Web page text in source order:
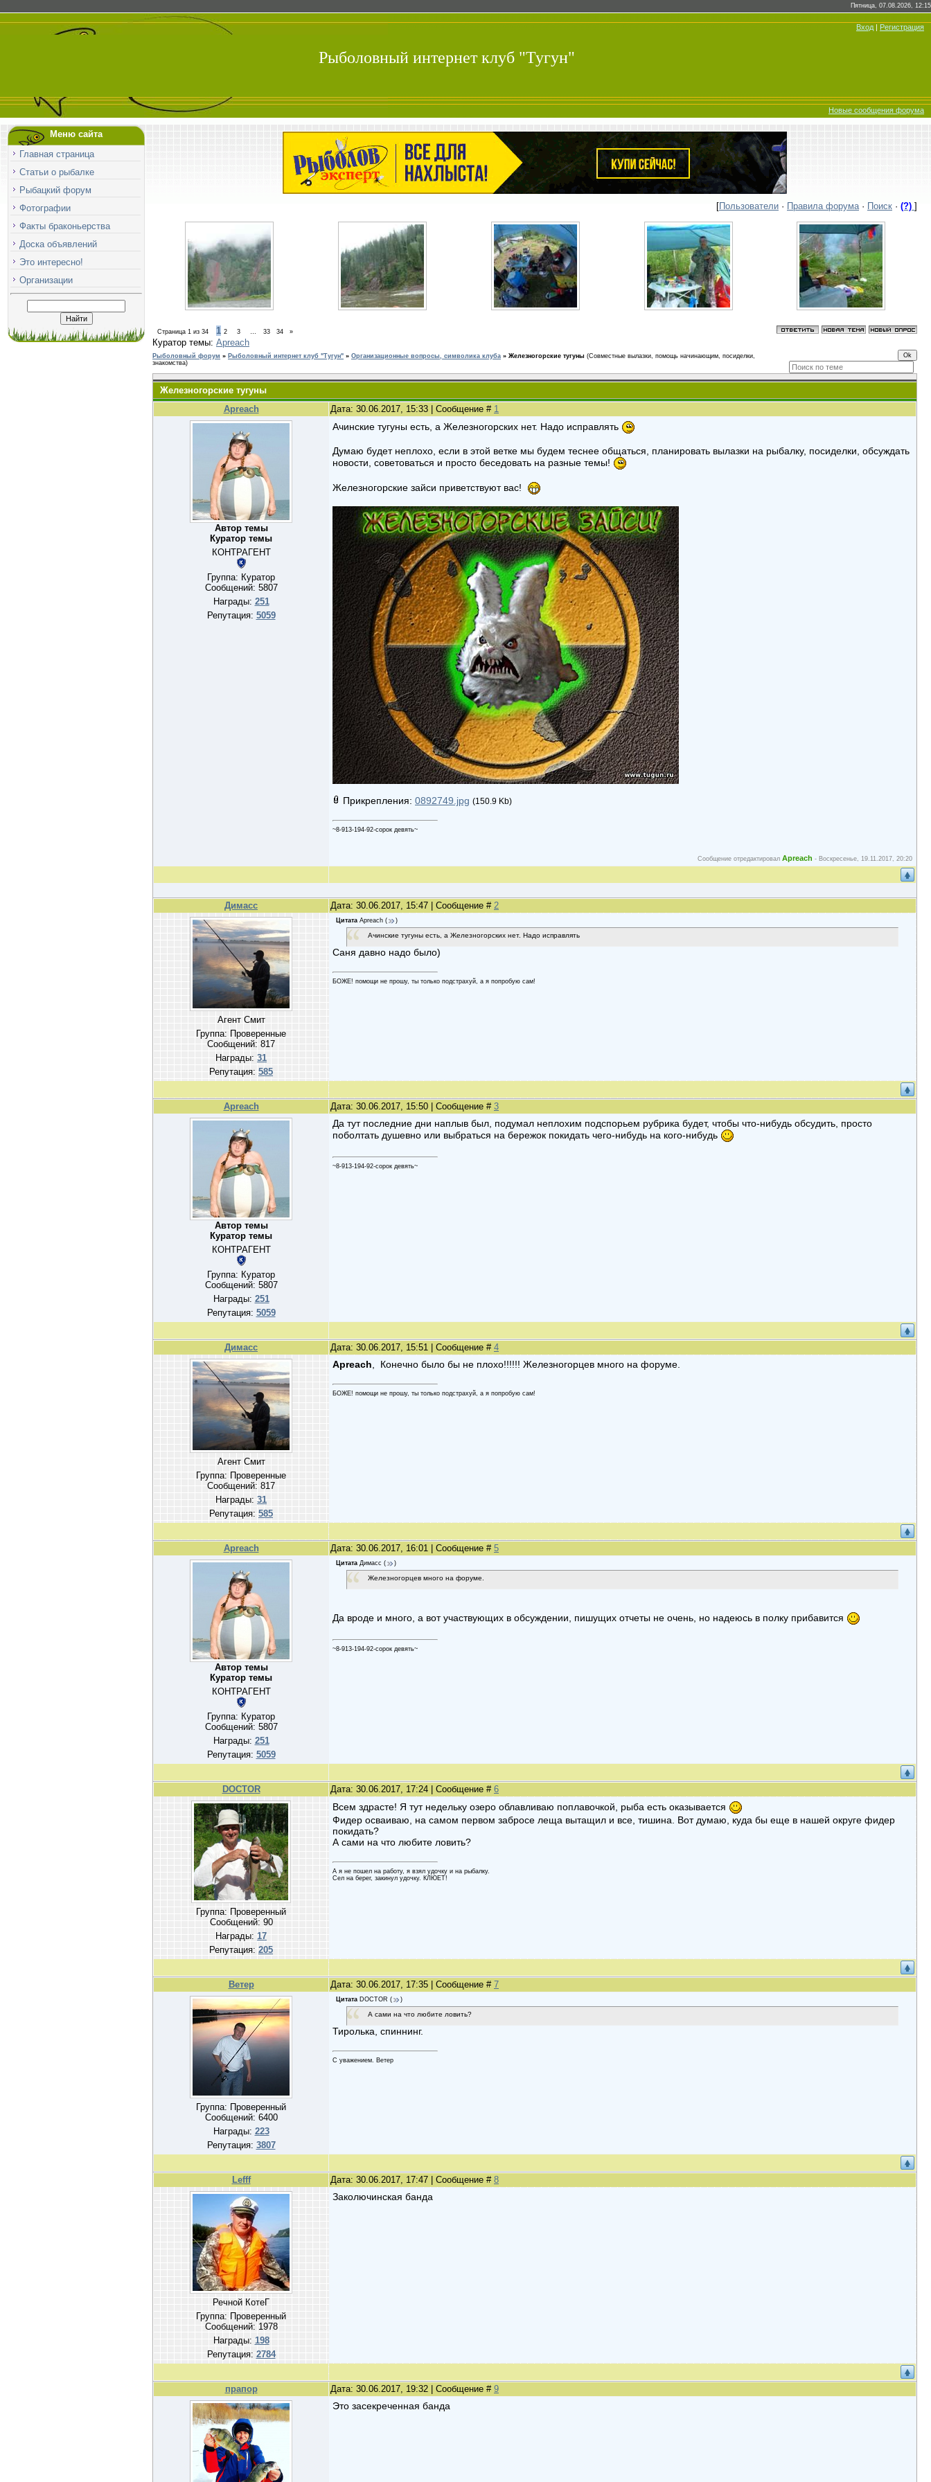
Пятница, 07.08.2026, 12:15
Вход | Регистрация
Рыболовный интернет клуб "Тугун"
Новые сообщения форума
Меню сайта
Главная страница
Статьи о рыбалке
Рыбацкий форум
Фотографии
Факты браконьерства
Доска объявлений
Это интересно!
Организации
[Пользователи · Правила форума· Поиск · (?) ]
Страница 1 из 34 1 2 3 … 33 34 »
Куратор темы: Apreach
Рыболовный форум » Рыболовный интернет клуб "Тугун" » Организационные вопросы, символика клуба » Железногорские тугуны (Совместные вылазки, помощь начинающим, посиделки,
знакомства)
Железногорские тугуны
Apreach
Дата: 30.06.2017, 15:33 | Сообщение # 1
Автор темы
Куратор темы
КОНТРАГЕНТ
Группа: Куратор
Сообщений: 5807
Награды: 251
Репутация: 5059
Ачинские тугуны есть, а Железногорских нет. Надо исправлять
Думаю будет неплохо, если в этой ветке мы будем теснее общаться, планировать вылазки на рыбалку, посиделки, обсуждать
новости, советоваться и просто беседовать на разные темы!
Железногорские зайси приветствуют вас!
Прикрепления: 0892749.jpg (150.9 Kb)
~8-913-194-92-сорок девять~
Сообщение отредактировал Apreach - Воскресенье, 19.11.2017, 20:20
Димасс Дата: 30.06.2017, 15:47 | Сообщение # 2
Агент Смит
Группа: Проверенные
Сообщений: 817
Награды: 31
Репутация: 585
Цитата Apreach ( )
Ачинские тугуны есть, а Железногорских нет. Надо исправлять
Саня давно надо было)
БОЖЕ! помощи не прошу, ты только подстрахуй, а я попробую сам!
Apreach Дата: 30.06.2017, 15:50 | Сообщение # 3
Автор темы
Куратор темы
КОНТРАГЕНТ
Группа: Куратор
Сообщений: 5807
Награды: 251
Репутация: 5059
Да тут последние дни наплыв был, подумал неплохим подспорьем рубрика будет, чтобы что-нибудь обсудить, просто
поболтать душевно или выбраться на бережок покидать чего-нибудь на кого-нибудь
~8-913-194-92-сорок девять~
Димасс Дата: 30.06.2017, 15:51 | Сообщение # 4
Агент Смит
Группа: Проверенные
Сообщений: 817
Награды: 31
Репутация: 585
Apreach , Конечно было бы не плохо!!!!!! Железногорцев много на форуме.
БОЖЕ! помощи не прошу, ты только подстрахуй, а я попробую сам!
Apreach Дата: 30.06.2017, 16:01 | Сообщение # 5
Автор темы
Куратор темы
КОНТРАГЕНТ
Группа: Куратор
Сообщений: 5807
Награды: 251
Репутация: 5059
Цитата Димасс ( )
Железногорцев много на форуме.
Да вроде и много, а вот участвующих в обсуждении, пишущих отчеты не очень, но надеюсь в полку прибавится
~8-913-194-92-сорок девять~
DOCTOR Дата: 30.06.2017, 17:24 | Сообщение # 6
Группа: Проверенный
Сообщений: 90
Награды: 17
Репутация: 205
Всем здрасте! Я тут недельку озеро облавливаю поплавочкой, рыба есть оказывается
Фидер осваиваю, на самом первом забросе леща вытащил и все, тишина. Вот думаю, куда бы еще в нашей округе фидер
покидать?
А сами на что любите ловить?
А я не пошел на работу, я взял удочку и на рыбалку.
Сел на берег, закинул удочку. КЛЮЕТ!
Ветер Дата: 30.06.2017, 17:35 | Сообщение # 7
Группа: Проверенный
Сообщений: 6400
Награды: 223
Репутация: 3807
Цитата DOCTOR ( )
А сами на что любите ловить?
Тиролька, спиннинг.
С уважением. Ветер
Lefff Дата: 30.06.2017, 17:47 | Сообщение # 8
Речной КотеГ
Группа: Проверенный
Сообщений: 1978
Награды: 198
Репутация: 2784
Заколючинская банда
прапор Дата: 30.06.2017, 19:32 | Сообщение # 9
Это засекреченная банда